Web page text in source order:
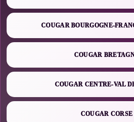
COUGAR BOURGOGNE-
COUGAR
COUGAR CENTRE-VAL
COUGAR CORSE